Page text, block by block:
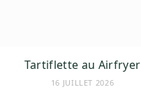
Tartiflette au Airfryer
16 JUILLET 2026